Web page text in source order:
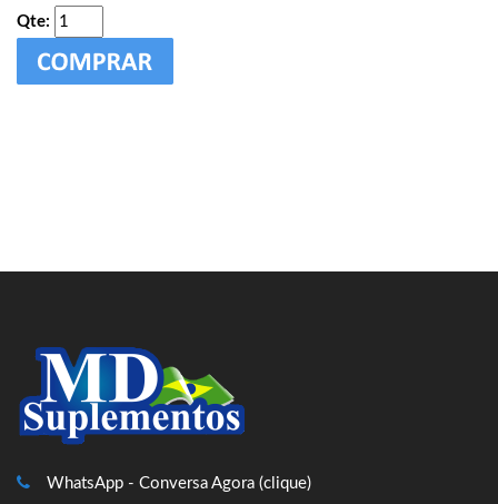
Qte:
WhatsApp - Conversa Agora (clique)